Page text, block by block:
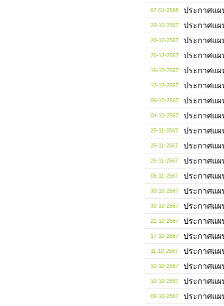
07-01-2568 ประกาศแผ
20-12-2567 ประกาศแผ
20-12-2567 ประกาศแผ
20-12-2567 ประกาศแผ
16-12-2567 ประกาศแผ
12-12-2567 ประกาศแผ
06-12-2567 ประกาศแผ
04-12-2567 ประกาศแผ
25-11-2567 ประกาศแผ
25-11-2567 ประกาศแผ
25-11-2567 ประกาศแผ
05-11-2567 ประกาศแผ
30-10-2567 ประกาศแผ
30-10-2567 ประกาศแผ
21-10-2567 ประกาศแผ
17-10-2567 ประกาศแผ
11-10-2567 ประกาศแผ
10-10-2567 ประกาศแผ
10-10-2567 ประกาศแผ
09-10-2567 ประกาศแผ